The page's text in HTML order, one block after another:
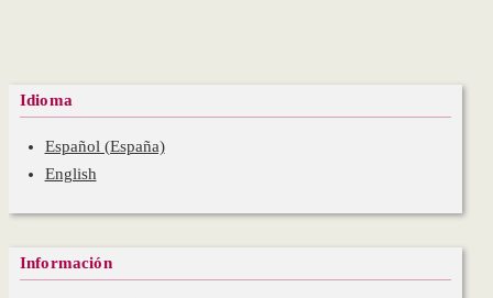
Idioma
Español (España)
English
Información